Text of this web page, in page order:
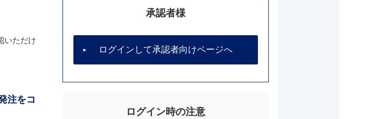
いただけ
注をコ
承認者様
ログインして承認者向けページへ
ログイン時の注意